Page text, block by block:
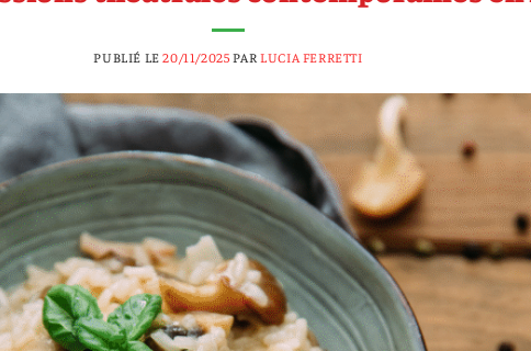
PUBLIÉ LE20/11/2025 PARLUCIA FERRETTI